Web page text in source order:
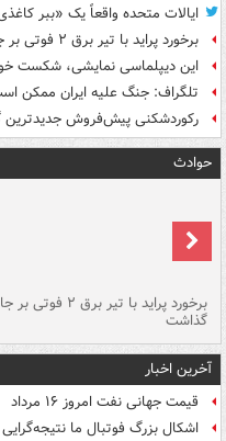
ایالات متحده واقعاً یک «ببر
برخورد پراید با تیر برق ۲ فوتی بر جای گذاشت
این دیپلماسی نمایشی، شکست
تلگراف: جنگ علیه ایران ممکن
رکوردشکنی پیش‌فروش
حوادث
برخورد پراید با تیر برق ۲
گذاشت
آخرین اخبار
قیمت جهانی نفت امروز ۱۶ مرداد
اشکال بزرگ فوتبال ما